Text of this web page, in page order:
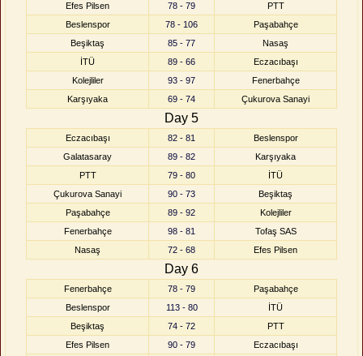
Efes Pilsen
78 - 79
PTT
Beslenspor
78 - 106
Paşabahçe
Beşiktaş
85 - 77
Nasaş
İTÜ
89 - 66
Eczacıbaşı
Kolejliler
93 - 97
Fenerbahçe
Karşıyaka
69 - 74 Çukurova Sanayi
Day 5
Eczacıbaşı 82 - 81
Beslenspor
Galatasaray
89 - 82
Karşıyaka
PTT
79 - 80
İTÜ
Çukurova Sanayi
90 - 73
Beşiktaş
Paşabahçe
89 - 92
Kolejliler
Fenerbahçe
98 - 81
Tofaş SAS
Nasaş
72 - 68 Efes Pilsen
Day 6
Fenerbahçe 78 - 79
Paşabahçe
Beslenspor
113 - 80
İTÜ
Beşiktaş
74 - 72
PTT
Efes Pilsen
90 - 79
Eczacıbaşı